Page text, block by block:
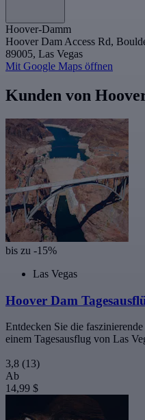
Hoover-Damm
Hoover Dam Access Rd,
89005, Las Vegas
Mit Google Maps öffnen
Kunden von
bis zu -15%
Las Vegas
Hoover Dam
Entdecken Sie die
einem Tagesausflug von Las
3,8 (13)
Ab
14,99 $